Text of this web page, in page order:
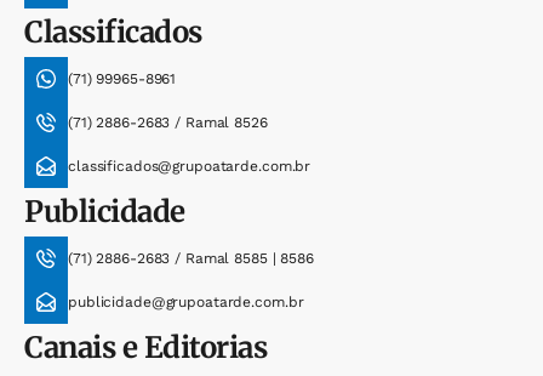
Classificados
(71) 99965-8961
(71) 2886-2683 / Ramal 8526
classificados@grupoatarde.com.br
Publicidade
(71) 2886-2683 / Ramal 8585 | 8586
publicidade@grupoatarde.com.br
Canais e Editorias